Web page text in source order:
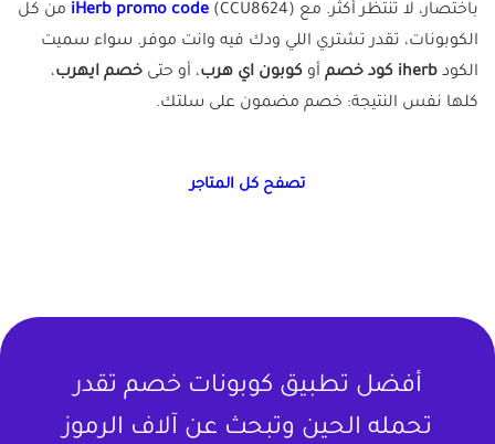
باختصار، لا تنتظر أكثر. مع iHerb promo code (CCU8624) من كل
الكوبونات، تقدر تشتري اللي ودك فيه وانت موفر. سواء سميت
الكود iherb كود خصم أو كوبون اي هرب، أو حتى خصم ايهرب،
كلها نفس النتيجة: خصم مضمون على سلتك.
تصفح كل المتاجر
أفضل تطبيق كوبونات خصم تقدر
تحمله الحين وتبحث عن آلاف الرموز